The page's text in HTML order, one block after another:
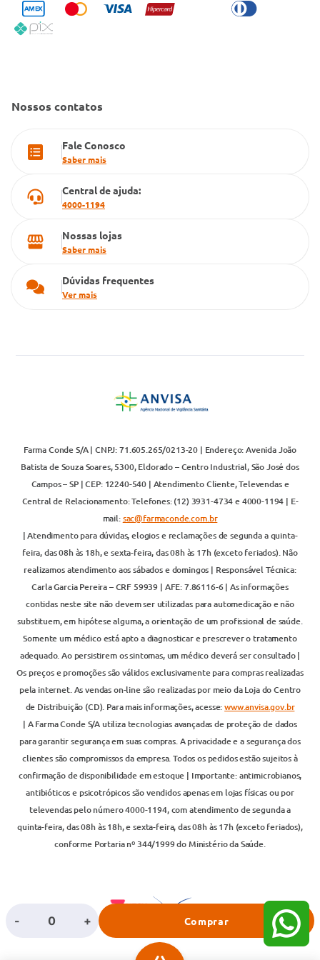
- + Comprar
Código de Conduta
Política de Reembolso
Condeclin
Convênio Conlife
Cartão Grupo Conde
Nossos contatos
Fale Conosco
Saber mais
Central de ajuda:
4000-1194
Nossas lojas
Saber mais
Dúvidas frequentes
Ver mais
Farma Conde S/A | CNPJ: 71.605.265/0213-20 | Endereço: Avenida João
Batista de Souza Soares, 5300, Eldorado – Centro Industrial, São José dos
Campos – SP | CEP: 12240-540 | Atendimento Cliente, Televendas e
Central de Relacionamento: Telefones: (12) 3931-4734 e 4000-1194 | E-
mail:sac@farmaconde.com.br
| Atendimento para dúvidas, elogios e reclamações de segunda a quinta-
feira, das 08h às 18h, e sexta-feira, das 08h às 17h (exceto feriados). Não
realizamos atendimento aos sábados e domingos | Responsável Técnica:
Carla Garcia Pereira – CRF 59939 | AFE: 7.86116-6 | As informações
contidas neste site não devem ser utilizadas para automedicação e não
substituem, em hipótese alguma, a orientação de um profissional de saúde.
Somente um médico está apto a diagnosticar e prescrever o tratamento
adequado. Ao persistirem os sintomas, um médico deverá ser consultado |
Os preços e promoções são válidos exclusivamente para compras realizadas
pela internet. As vendas on-line são realizadas por meio da Loja do Centro
de Distribuição (CD). Para mais informações, acesse:www.anvisa.gov.br
| A Farma Conde S/A utiliza tecnologias avançadas de proteção de dados
para garantir segurança em suas compras. A privacidade e a segurança dos
clientes são compromissos da empresa. Todos os pedidos estão sujeitos à
confirmação de disponibilidade em estoque | Importante: antimicrobianos,
antibióticos e psicotrópicos são vendidos apenas em lojas físicas ou por
televendas pelo número 4000-1194, com atendimento de segunda a
quinta-feira, das 08h às 18h, e sexta-feira, das 08h às 17h (exceto feriados),
conforme Portaria nº 344/1999 do Ministério da Saúde.